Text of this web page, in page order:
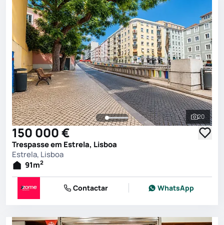
Ver
20
150 000 €
Trespasse em Estrela, Lisboa
Estrela, Lisboa
91m2
Contactar WhatsApp